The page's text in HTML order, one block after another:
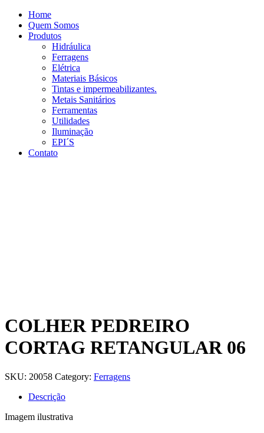
Home
Quem Somos
Produtos
Hidráulica
Ferragens
Elétrica
Materiais Básicos
Tintas e impermeabilizantes.
Metais Sanitários
Ferramentas
Utilidades
Iluminação
EPI´S
Contato
COLHER PEDREIRO
CORTAG RETANGULAR 06
SKU: 20058 Category: Ferragens
Descrição
Imagem ilustrativa